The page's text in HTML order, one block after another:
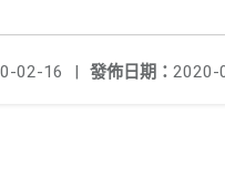
發佈日期： 2020-
02-16 |